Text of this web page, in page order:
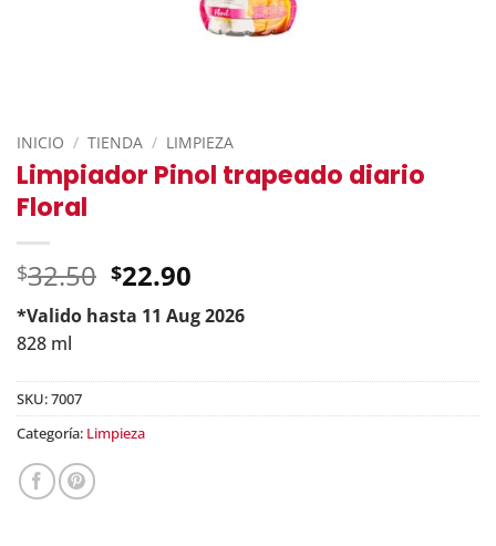
INICIO / TIENDA / LIMPIEZA
Limpiador Pinol trapeado diario
Floral
$32.50 Original
price
was:
$22.90
*Valido hasta 11 Aug 2026
Current
is:
$22.90.
828 ml
SKU:7007
Categoría: Limpieza